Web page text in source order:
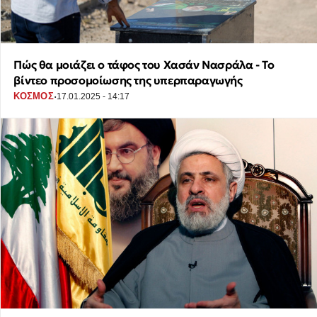
Πώς θα μοιάζει ο τάφος του Χασάν Νασράλα - Το
βίντεο προσομοίωσης της υπερπαραγωγής
ΚΟΣΜΟΣ·17.01.2025 - 14:17